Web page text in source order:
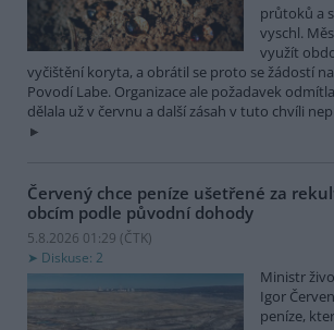
průtoků a
vyschl.
využít
vyčištění koryta, a obrátil se proto se žádostí
Povodí Labe. Organizace ale požadavek
dělala už v červnu a další zásah v tuto chvíli
Červený chce peníze ušetřené za
obcím podle původní dohody
5.8.2026 01:29 (ČTK)
Diskuse: 2
Ministr
Igor
peníze,